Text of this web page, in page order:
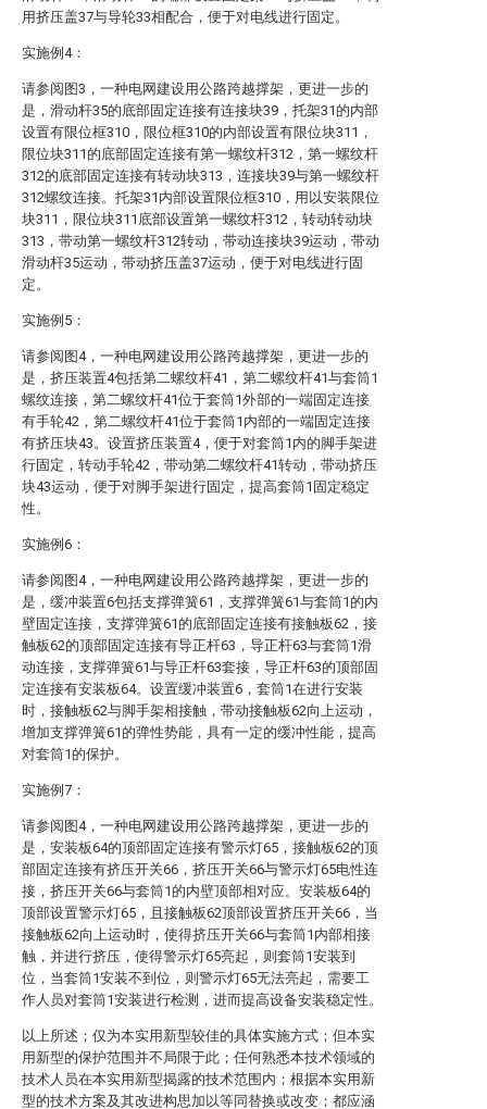
用挤压盖37与导轮33相配合，便于对电线进行固定。
实施例4：
请参阅图3，一种电网建设用公路跨越撑架，更进一步的
是，滑动杆35的底部固定连接有连接块39，托架31的内部
设置有限位框310，限位框310的内部设置有限位块311，
限位块311的底部固定连接有第一螺纹杆312，第一螺纹杆
312的底部固定连接有转动块313，连接块39与第一螺纹杆
312螺纹连接。托架31内部设置限位框310，用以安装限位
块311，限位块311底部设置第一螺纹杆312，转动转动块
313，带动第一螺纹杆312转动，带动连接块39运动，带动
滑动杆35运动，带动挤压盖37运动，便于对电线进行固
定。
实施例5：
请参阅图4，一种电网建设用公路跨越撑架，更进一步的
是，挤压装置4包括第二螺纹杆41，第二螺纹杆41与套筒1
螺纹连接，第二螺纹杆41位于套筒1外部的一端固定连接
有手轮42，第二螺纹杆41位于套筒1内部的一端固定连接
有挤压块43。设置挤压装置4，便于对套筒1内的脚手架进
行固定，转动手轮42，带动第二螺纹杆41转动，带动挤压
块43运动，便于对脚手架进行固定，提高套筒1固定稳定
性。
实施例6：
请参阅图4，一种电网建设用公路跨越撑架，更进一步的
是，缓冲装置6包括支撑弹簧61，支撑弹簧61与套筒1的内
壁固定连接，支撑弹簧61的底部固定连接有接触板62，接
触板62的顶部固定连接有导正杆63，导正杆63与套筒1滑
动连接，支撑弹簧61与导正杆63套接，导正杆63的顶部固
定连接有安装板64。设置缓冲装置6，套筒1在进行安装
时，接触板62与脚手架相接触，带动接触板62向上运动，
增加支撑弹簧61的弹性势能，具有一定的缓冲性能，提高
对套筒1的保护。
实施例7：
请参阅图4，一种电网建设用公路跨越撑架，更进一步的
是，安装板64的顶部固定连接有警示灯65，接触板62的顶
部固定连接有挤压开关66，挤压开关66与警示灯65电性连
接，挤压开关66与套筒1的内壁顶部相对应。安装板64的
顶部设置警示灯65，且接触板62顶部设置挤压开关66，当
接触板62向上运动时，使得挤压开关66与套筒1内部相接
触，并进行挤压，使得警示灯65亮起，则套筒1安装到
位，当套筒1安装不到位，则警示灯65无法亮起，需要工
作人员对套筒1安装进行检测，进而提高设备安装稳定性。
以上所述；仅为本实用新型较佳的具体实施方式；但本实
用新型的保护范围并不局限于此；任何熟悉本技术领域的
技术人员在本实用新型揭露的技术范围内；根据本实用新
型的技术方案及其改进构思加以等同替换或改变；都应涵